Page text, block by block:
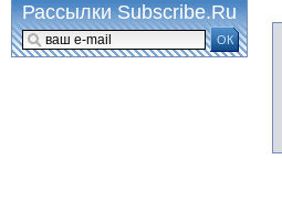
Рассылки Subscribe.Ru
ОК